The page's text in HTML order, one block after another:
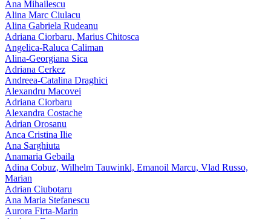
Ana Mihailescu
Alina Marc Ciulacu
Alina Gabriela Rudeanu
Adriana Ciorbaru, Marius Chitosca
Angelica-Raluca Caliman
Alina-Georgiana Sica
Adriana Cerkez
Andreea-Catalina Draghici
Alexandru Macovei
Adriana Ciorbaru
Alexandra Costache
Adrian Orosanu
Anca Cristina Ilie
Ana Sarghiuta
Anamaria Gebaila
Adina Cobuz, Wilhelm Tauwinkl, Emanoil Marcu, Vlad Russo,
Marian
Adrian Ciubotaru
Ana Maria Stefanescu
Aurora Firta-Marin